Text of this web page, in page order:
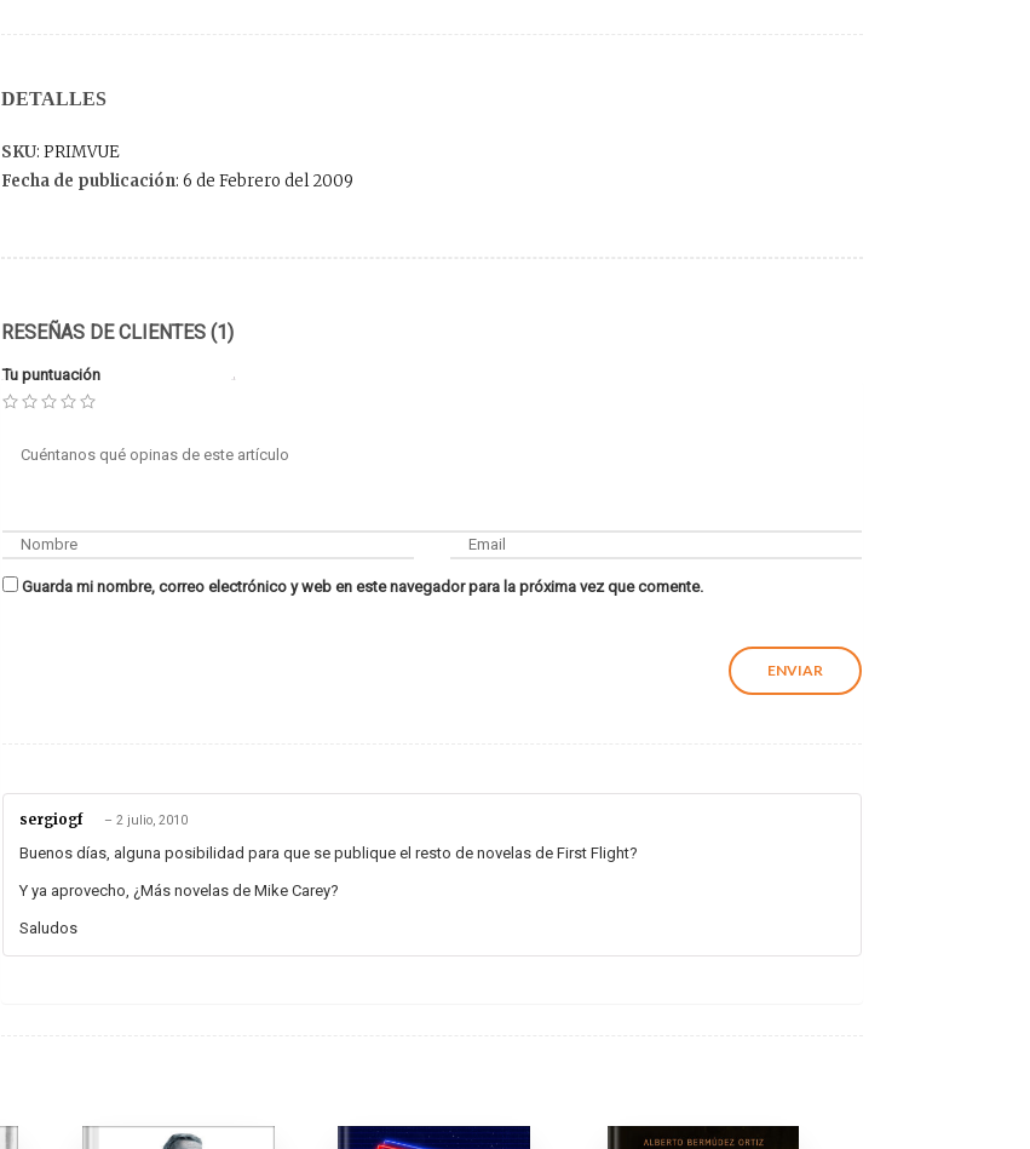
DETALLES
SKU: PRIMVUE
Fecha de publicación: 6 de Febrero del 2009
RESEÑAS DE CLIENTES (1)
Tu puntuación
Guarda mi nombre, correo electrónico y web en este navegador para la próxima vez que comente.
sergiogf – 2 julio, 2010
Buenos días, alguna posibilidad para que se publique el resto de novelas de First Flight?
Y ya aprovecho, ¿Más novelas de Mike Carey?
Saludos